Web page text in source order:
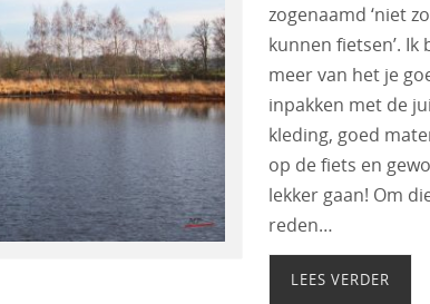
zogenaamd ‘niet
kunnen fietsen’. Ik
meer van het je
inpakken met de
kleding, goed
op de fiets en
lekker gaan! Om
reden…
LEES VERDER